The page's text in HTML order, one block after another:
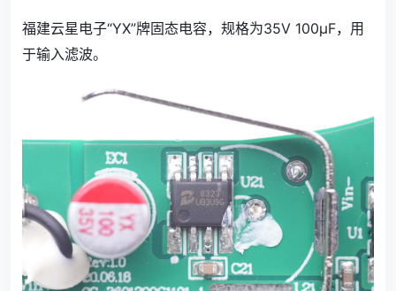
福建云星电子“YX”牌固态电容，规格为35V 100μF，用
于输入滤波。